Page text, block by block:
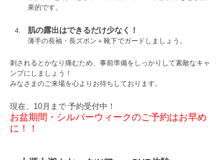
果的です。
肌の露出はできるだけ少なく！
薄手の長袖・長ズボン＋靴下でガードしましょう。
刺されるとかなり痛むため、事前準備をしっかりして素敵なキャ
ンプにしましょう！
みなさまのご来場を心よりお待ちしております。
現在、10月まで 予約受付中！
お盆期間・シルバーウィークのご予約はお早め
に！！